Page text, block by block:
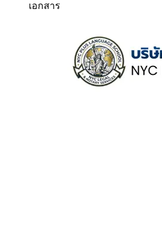
เอกสาร